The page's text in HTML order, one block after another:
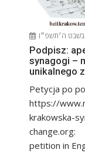
Podpisz:
synagogi –
unikalnego
Petycja po
https://
krakowska-
change.org:
petition in